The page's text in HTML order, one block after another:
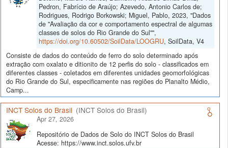
Pedron, Fabrício de Araújo; Azevedo, Antonio Carlos de;
Rodrigues, Rodrigo Borkowski; Miguel, Pablo, 2023, "Dados
de "Avaliação da cor e comportamento espectral de algumas
classes de solos do Rio Grande do Sul"",
https://doi.org/10.60502/SoilData/LOOGRU, SoilData, V4
Consiste de dados do conteúdo de ferro do solo determinado após
extração com oxalato e ditionito de 12 perfis do solo - classificados em
diferentes classes - coletados em diferentes unidades geomorfológicas
do Rio Grande do Sul, especificamente nas regiões do Planalto Médio,
Camp...
INCT Solos do Brasil (INCT Solos do Brasil)
Apr 27, 2026
Repositório de Dados de Solo do INCT Solos do Brasil
Acesse: https://www.inct.solos.ufv.br